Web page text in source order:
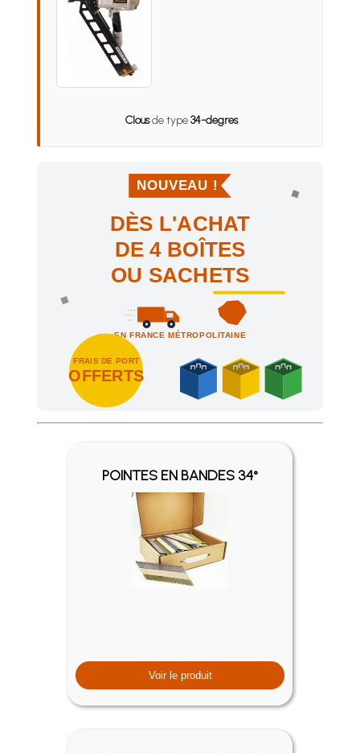
Clousde type34-degres
NOUVEAU !
DÈS L'ACHAT
DE 4 BOÎTES
OU SACHETS
EN FRANCE MÉTROPOLITAINE
FRAIS DE PORT
OFFERTS
Achetez 4 sachets ou boîtes d'agrafes ou de pointes et
POINTES EN BANDES 34°
Voir le produit